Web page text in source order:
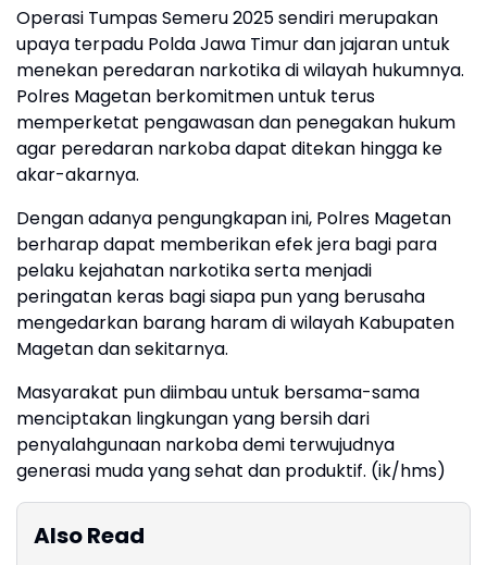
Operasi Tumpas Semeru 2025 sendiri merupakan
upaya terpadu Polda Jawa Timur dan jajaran untuk
menekan peredaran narkotika di wilayah hukumnya.
Polres Magetan berkomitmen untuk terus
memperketat pengawasan dan penegakan hukum
agar peredaran narkoba dapat ditekan hingga ke
akar-akarnya.
Dengan adanya pengungkapan ini, Polres Magetan
berharap dapat memberikan efek jera bagi para
pelaku kejahatan narkotika serta menjadi
peringatan keras bagi siapa pun yang berusaha
mengedarkan barang haram di wilayah Kabupaten
Magetan dan sekitarnya.
Masyarakat pun diimbau untuk bersama-sama
menciptakan lingkungan yang bersih dari
penyalahgunaan narkoba demi terwujudnya
generasi muda yang sehat dan produktif. (ik/hms)
Also Read